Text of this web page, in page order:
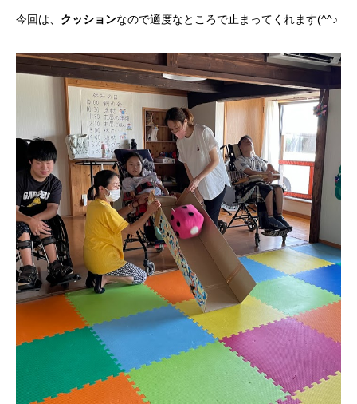
今回は、 クッションなので適度なところで止まってくれます(^^♪